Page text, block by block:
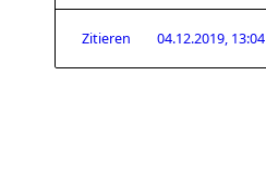
Zitieren 04.12.2019, 13:04